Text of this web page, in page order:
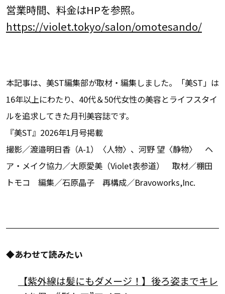
営業時間、料金はHPを参照。
https://violet.tokyo/salon/omotesando/
本記事は、美ST編集部が取材・編集しました。「美ST」は
16年以上にわたり、40代＆50代女性の美容とライフスタイ
ルを追求してきた月刊美容誌です。
『美ST』2026年1月号掲載
撮影／渡邉明日香（A-1）〈人物〉、河野 望〈静物〉 ヘ
ア・メイク協力／大原愛美（Violet表参道） 取材／棚田
トモコ 編集／石原晶子 再構成／Bravoworks,Inc.
◆あわせて読みたい
【紫外線は髪にもダメージ！】後ろ姿までキレ